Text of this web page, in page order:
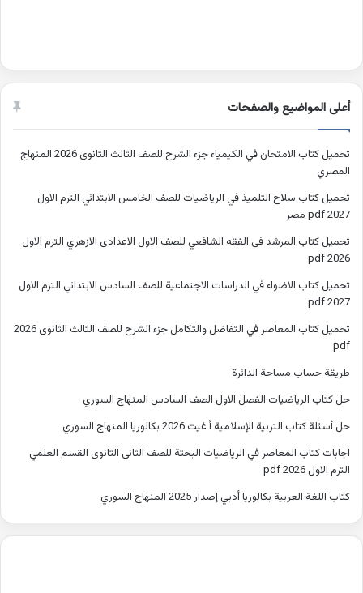
أعلى المواضيع والصفحات
تحميل كتاب الامتحان في الكيمياء جزء الشرح للصف الثالث الثانوى 2026 المنهاج
المصري
تحميل كتاب سلاح التلميذ في الرياضيات للصف الخامس الابتدائي الترم الاول
2027 pdf مصر
تحميل كتاب المرشد فى الفقه الشافعي للصف الاول الاعدادى الازهري الترم الاول
2026 pdf
تحميل كتاب الاضواء في الدراسات الاجتماعية للصف السادس الابتدائي الترم الاول
2027 pdf
تحميل كتاب المعاصر في التفاضل والتكامل جزء الشرح للصف الثالث الثانوى 2026
pdf
طريقة حساب مساحة الدائرة
حل كتاب الرياضيات الفصل الاول الصف السادس المنهاج السوري
حل أسئلة كتاب التربية الإسلامية أ غيث 2026 بكالوريا المنهاج السوري
اجابات كتاب المعاصر في الرياضيات البحتة للصف الثانى الثانوى القسم العلمي
الترم الاول 2026 pdf
كتاب اللغة العربية بكالوريا أدبي إصدار 2025 المنهاج السوري